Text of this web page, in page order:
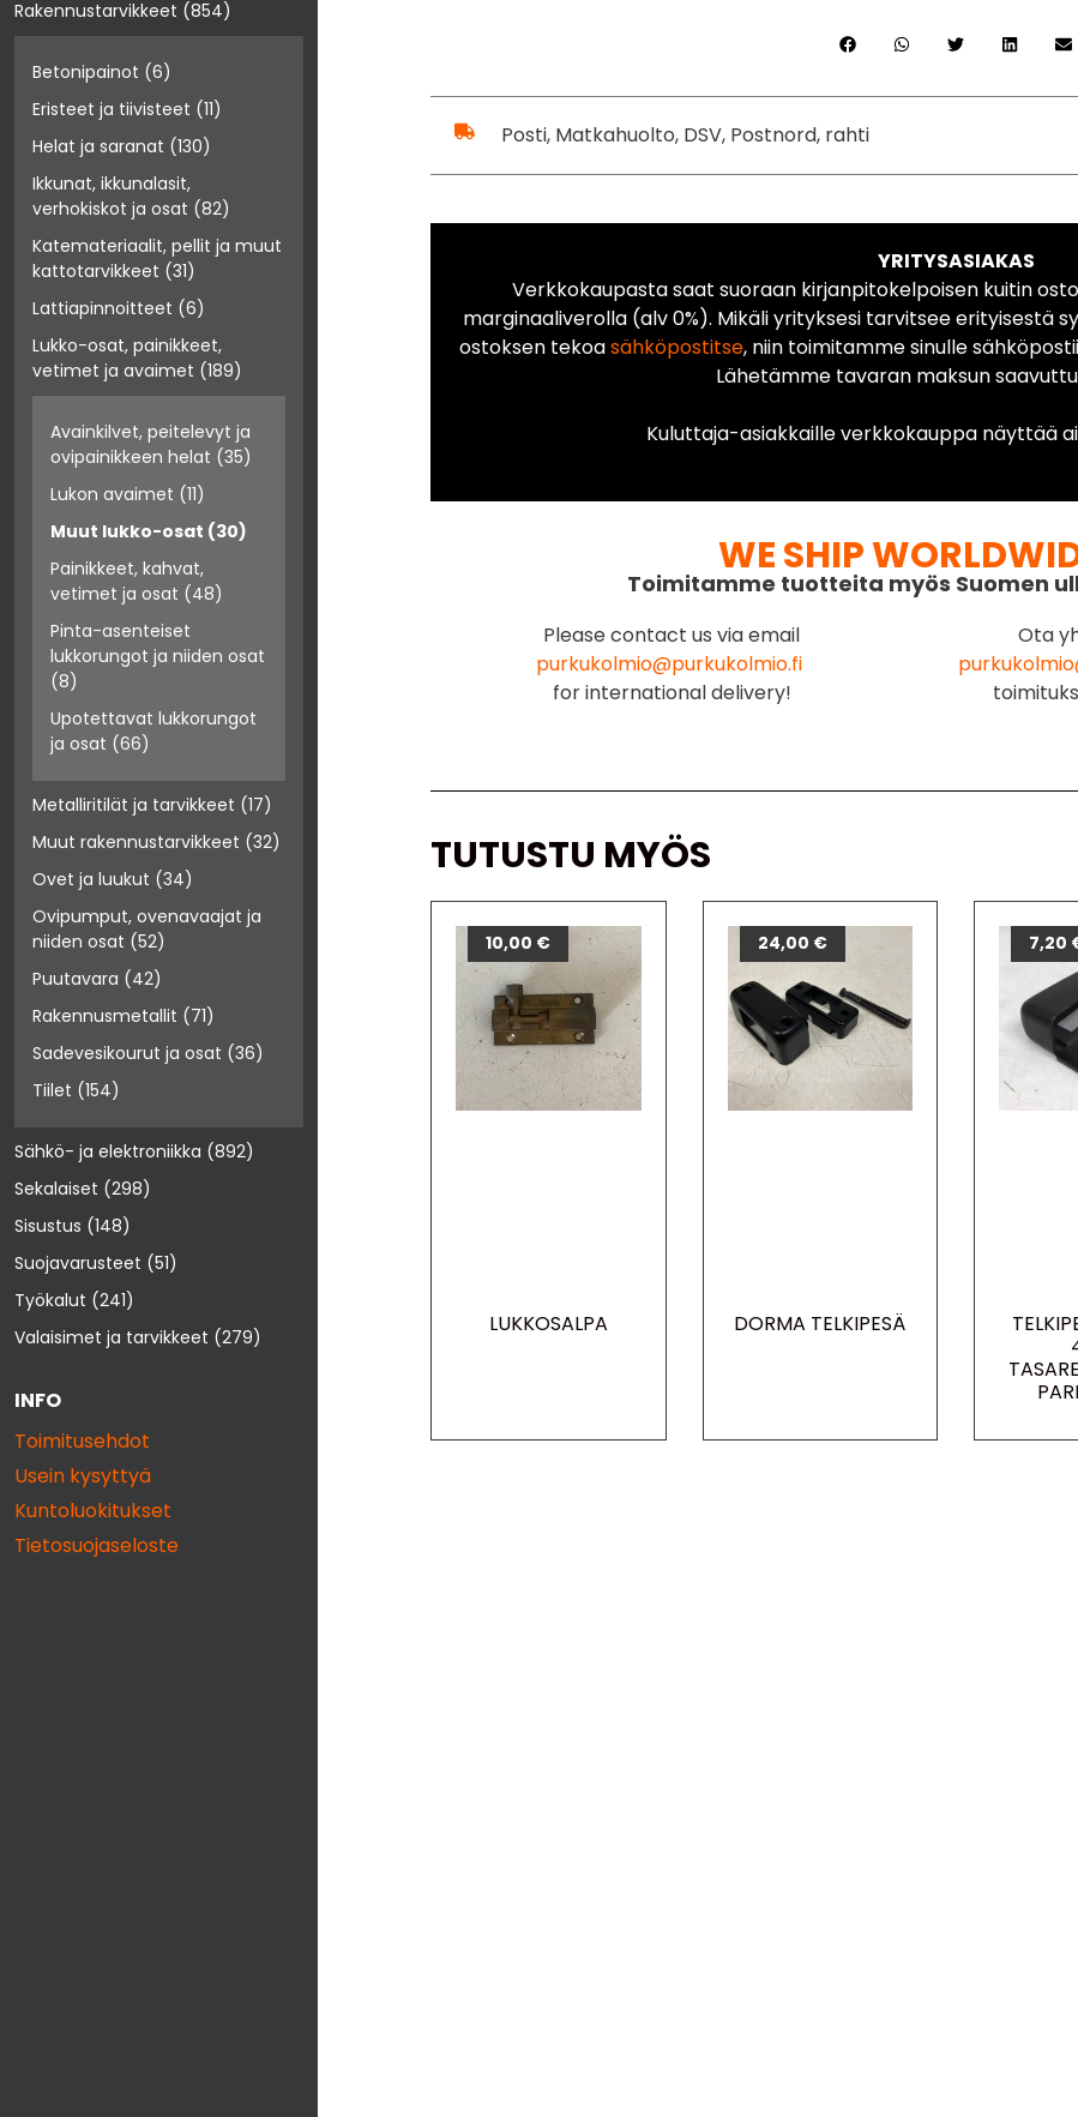
Rakennustarvikkeet (854)
Betonipainot (6)
Eristeet ja tiivisteet (11)
Helat ja saranat (130)
Ikkunat, ikkunalasit,
verhokiskot ja osat (82)
Katemateriaalit, pellit ja muut
kattotarvikkeet (31)
Lattiapinnoitteet (6)
Lukko-osat, painikkeet,
vetimet ja avaimet (189)
Avainkilvet, peitelevyt ja
ovipainikkeen helat (35)
Lukon avaimet (11)
Muut lukko-osat (30)
Painikkeet, kahvat,
vetimet ja osat (48)
Pinta-asenteiset
lukkorungot ja niiden osat
(8)
Upotettavat lukkorungot
ja osat (66)
Metalliritilät ja tarvikkeet (17)
Muut rakennustarvikkeet (32)
Ovet ja luukut (34)
Ovipumput, ovenavaajat ja
niiden osat (52)
Puutavara (42)
Rakennusmetallit (71)
Sadevesikourut ja osat (36)
Tiilet (154)
Sähkö- ja elektroniikka (892)
Sekalaiset (298)
Sisustus (148)
Suojavarusteet (51)
Työkalut (241)
Valaisimet ja tarvikkeet (279)
INFO
Toimitusehdot
Usein kysyttyä
Kuntoluokitukset
Tietosuojaseloste
Posti, Matkahuolto, DSV, Postnord, rahti
YRITYSASIAKAS
Verkkokaupasta saat suoraan kirjanpitokelpoisen kuitin
marginaaliverolla (alv 0%). Mikäli yrityksesi tarvitsee erityisestä
ostoksen tekoasähköpostitse, niin toimitamme sinulle
Lähetämme tavaran maksun
Kuluttaja-asiakkaille verkkokauppa näyttää
WE SHIP
Toimitamme tuotteita myös Suomen
Please contact us via email
purkukolmio@purkukolmio.fi
for international delivery!
Ota
TUTUSTU MYÖS
LUKKOSALPA
10,00 €
DORMA TELKIPESÄ
24,00 € 7,20